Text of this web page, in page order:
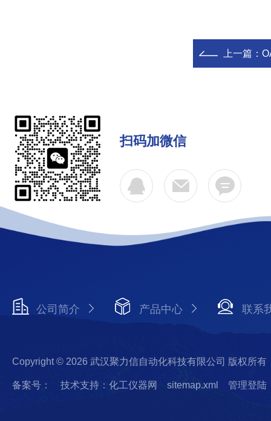
上一篇：
扫码加微信
公司简介 产品中心 联系
Copyright © 2026 武汉聚力信自动化科技有限公司 版权所有
备案号： 技术支持：化工仪器网 sitemap.xml 管理登陆